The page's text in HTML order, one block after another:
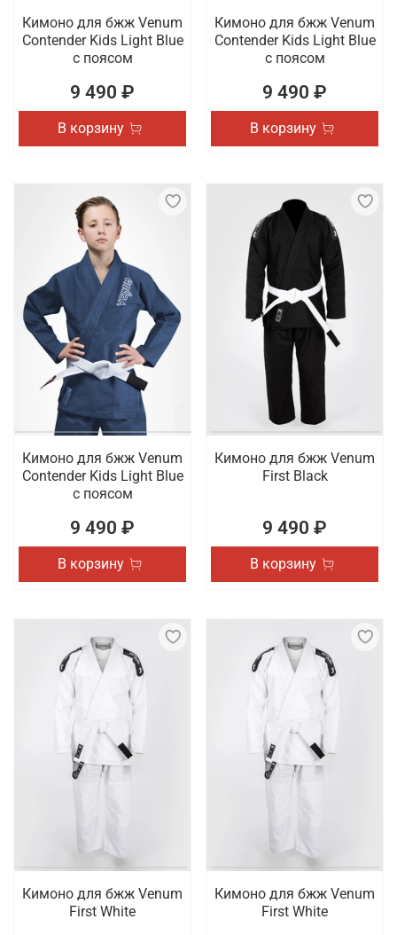
Кимоно для бжж Venum
Contender Kids Light Blue
с поясом
9 490 ₽
В корзину
Кимоно для бжж Venum
Contender Kids Light Blue
с поясом
9 490 ₽
В корзину
Кимоно для бжж Venum
Contender Kids Light Blue
с поясом
9 490 ₽
В корзину
Кимоно для бжж Venum
First Black
9 490 ₽
В корзину
Кимоно для бжж Venum
First White
Кимоно для бжж Venum
First White